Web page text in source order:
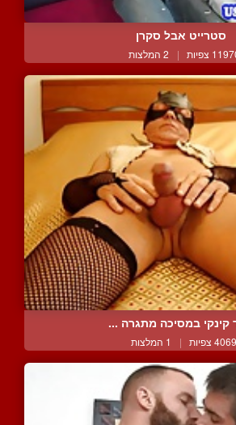
סטרייט אבל סקרן
צפיות | 2 המלצות
קינקי במסיכה מתגרה ...
4069 צפיות | 1 המלצות